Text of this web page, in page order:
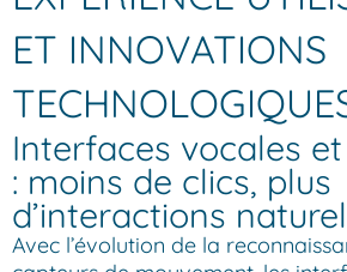
ET INNOVATIONS
Interfaces vocales
: moins de clics, plus
d’interactions
Avec l’évolution de la